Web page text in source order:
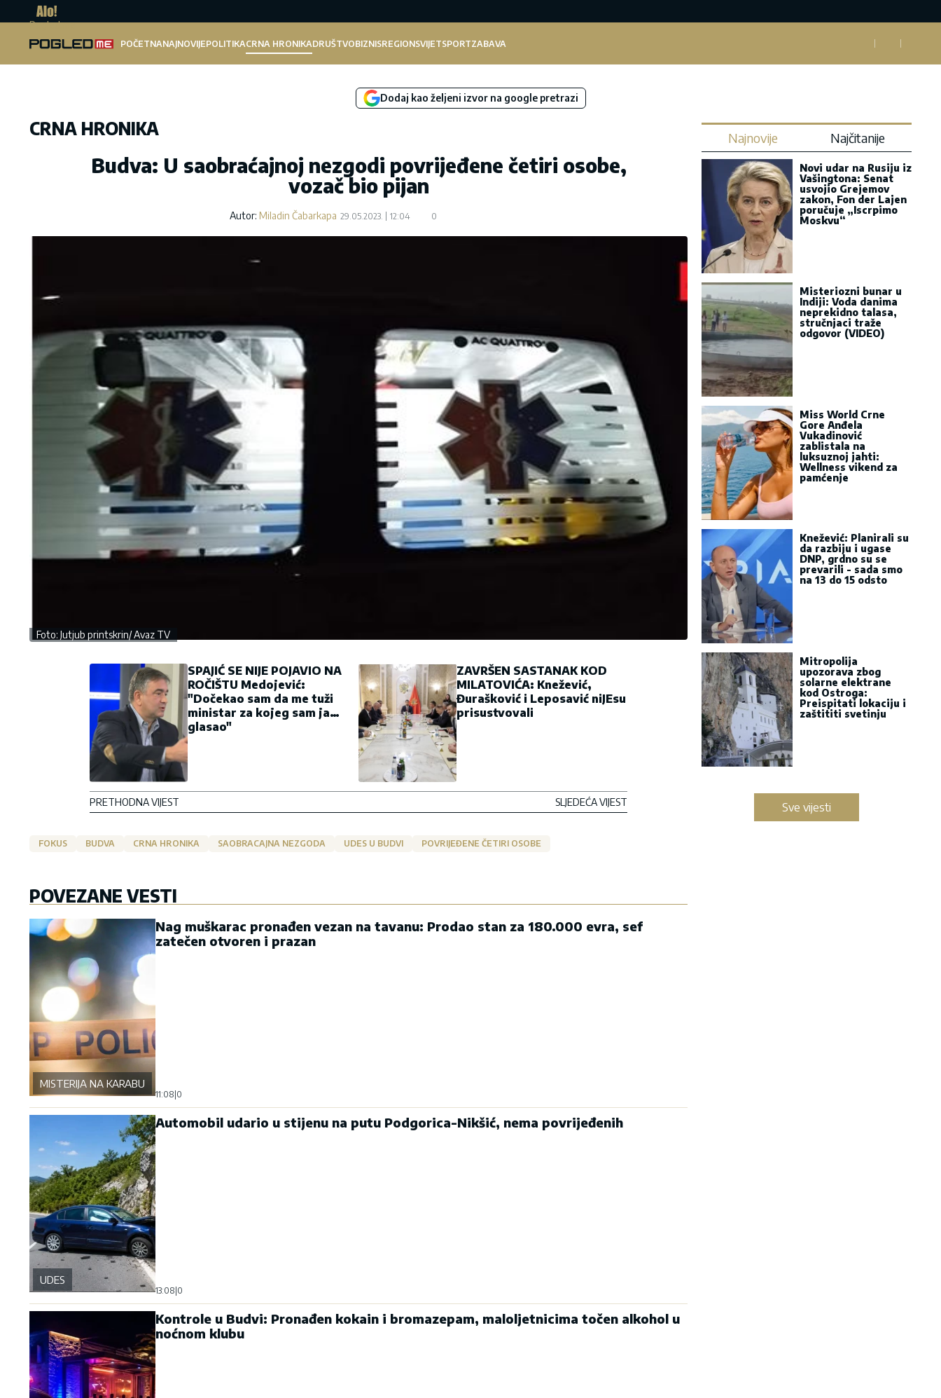
Pogled.me
POČETNANAJNOVIJEPOLITIKACRNA HRONIKADRUŠTVOBIZNISREGIONSVIJETSPORTZABAVA
Dodaj kao željeni izvor na google pretrazi
CRNA HRONIKA
Budva: U saobraćajnoj nezgodi povrijeđene četiri osobe,
vozač bio pijan
Autor: Miladin Čabarkapa 29.05.2023. 12:04 0
Foto: Jutjub printskrin/ Avaz TV
SPAJIĆ SE NIJE POJAVIO NA
ROČIŠTU Medojević:
"Dočekao sam da me tuži
ministar za kojeg sam ja
glasao"
PRETHODNA VIJEST
ZAVRŠEN SASTANAK KOD
MILATOVIĆA: Knežević,
Đurašković i Leposavić niJEsu
prisustvovali
SLJEDEĆA VIJEST
FOKUS BUDVA CRNA HRONIKA SAOBRACAJNA NEZGODA UDES U BUDVI POVRIJEĐENE ČETIRI OSOBE
POVEZANE VESTI
MISTERIJA NA KARABURMI
Nag muškarac pronađen vezan na tavanu: Prodao stan za 180.000 evra, sef
zatečen otvoren i prazan
11:08 0
UDES
Automobil udario u stijenu na putu Podgorica-Nikšić, nema povrijeđenih
13:08 0
Kontrole u Budvi: Pronađen kokain i bromazepam, maloljetnicima točen alkohol u
noćnom klubu
Najnovije Najčitanije
Novi udar na Rusiju iz
Vašingtona: Senat
usvojio Grejemov
zakon, Fon der Lajen
poručuje „Iscrpimo
Moskvu“
Misteriozni bunar u
Indiji: Voda danima
neprekidno talasa,
stručnjaci traže
odgovor (VIDEO)
Miss World Crne
Gore Anđela
Vukadinović
zablistala na
luksuznoj jahti:
Wellness vikend za
pamćenje
Knežević: Planirali su
da razbiju i ugase
DNP, grdno su se
prevarili - sada smo
na 13 do 15 odsto
Mitropolija
upozorava zbog
solarne elektrane
kod Ostroga:
Preispitati lokaciju i
zaštititi svetinju
Sve vijesti